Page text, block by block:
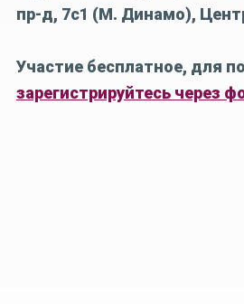
пр-д, 7с1 (М. Динамо),
Участие бесплатное, для
зарегистрируйтесь через